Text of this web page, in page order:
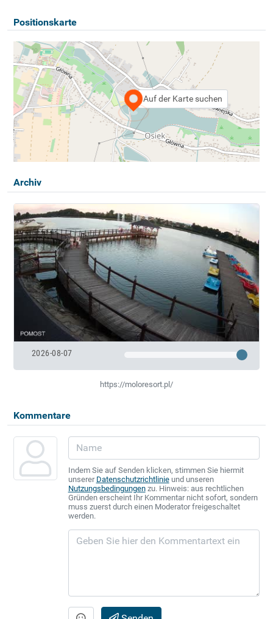
Positionskarte
Auf der Karte suchen
Archiv
2026-08-07
https://moloresort.pl/
Kommentare
Indem Sie auf Senden klicken, stimmen Sie hiermit
unserer Datenschutzrichtlinieund unseren
Nutzungsbedingungenzu. Hinweis: aus rechtlichen
Gründen erscheint Ihr Kommentar nicht sofort, sondern
muss zuerst durch einen Moderator freigeschaltet
werden.